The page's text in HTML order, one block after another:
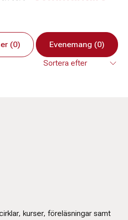
(0) Evenemang (0)
kurser, föreläsningar samt